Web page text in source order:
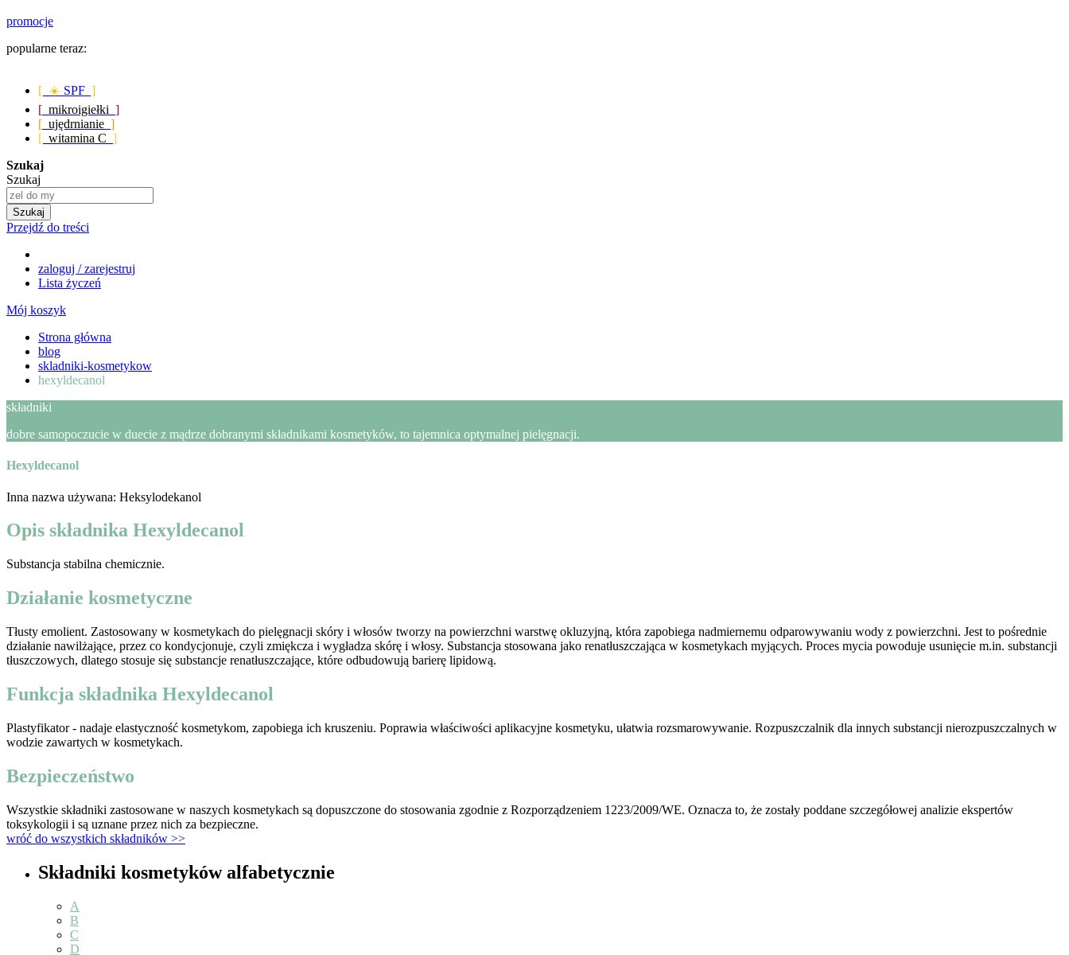
promocje
popularne teraz:
[ ☀️ SPF ]
[ mikroigiełki ]
[ ujędrnianie ]
[ witamina C ]
Szukaj
Szukaj
Szukaj
Przejdź do treści
zaloguj / zarejestruj
Lista życzeń
Mój koszyk
Strona główna
blog
skladniki-kosmetykow
hexyldecanol
składniki
dobre samopoczucie w duecie z mądrze dobranymi składnikami kosmetyków, to tajemnica optymalnej pielęgnacji.
Hexyldecanol
Inna nazwa używana: Heksylodekanol
Opis składnika Hexyldecanol
Substancja stabilna chemicznie.
Działanie kosmetyczne
Tłusty emolient. Zastosowany w kosmetykach do pielęgnacji skóry i włosów tworzy na powierzchni warstwę okluzyjną, która zapobiega nadmiernemu odparowywaniu wody z powierzchni. Jest to pośrednie
działanie nawilżające, przez co kondycjonuje, czyli zmiękcza i wygładza skórę i włosy. Substancja stosowana jako renatłuszczająca w kosmetykach myjących. Proces mycia powoduje usunięcie m.in. substancji
tłuszczowych, dlatego stosuje się substancje renatłuszczające, które odbudowują barierę lipidową.
Funkcja składnika Hexyldecanol
Plastyfikator - nadaje elastyczność kosmetykom, zapobiega ich kruszeniu. Poprawia właściwości aplikacyjne kosmetyku, ułatwia rozsmarowywanie. Rozpuszczalnik dla innych substancji nierozpuszczalnych w
wodzie zawartych w kosmetykach.
Bezpieczeństwo
Wszystkie składniki zastosowane w naszych kosmetykach są dopuszczone do stosowania zgodnie z Rozporządzeniem 1223/2009/WE. Oznacza to, że zostały poddane szczegółowej analizie ekspertów
toksykologii i są uznane przez nich za bezpieczne.
wróć do wszystkich składników >>
Składniki kosmetyków alfabetycznie
A
B
C
D